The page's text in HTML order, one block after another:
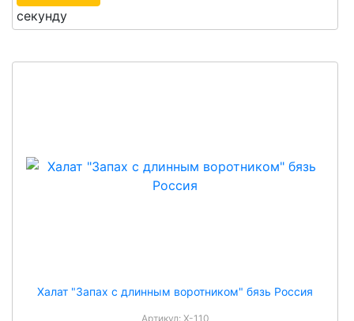
секунду
Халат "Запах с длинным воротником" бязь Россия
Артикул: Х-110